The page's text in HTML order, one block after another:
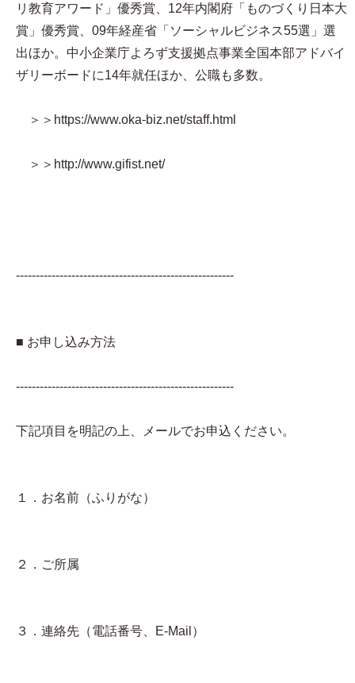
リ教育アワード」優秀賞、12年内閣府「ものづくり日本大
賞」優秀賞、09年経産省「ソーシャルビジネス55選」選
出ほか。中小企業庁よろず支援拠点事業全国本部アドバイ
ザリーボードに14年就任ほか、公職も多数。
＞＞https://www.oka-biz.net/staff.html
＞＞http://www.gifist.net/
-------------------------------------------------------
■ お申し込み方法
-------------------------------------------------------
下記項目を明記の上、メールでお申込ください。
１．お名前（ふりがな）
２．ご所属
３．連絡先（電話番号、E-Mail）